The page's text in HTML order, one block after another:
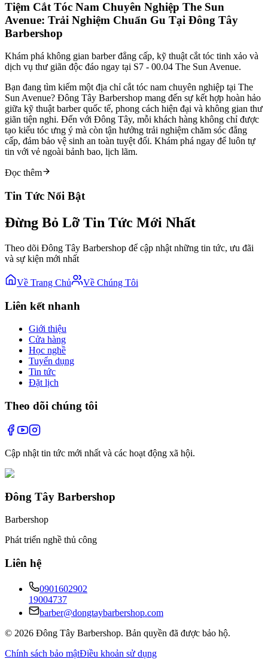
Tiệm Cắt Tóc Nam Chuyên Nghiệp The Sun
Avenue: Trải Nghiệm Chuẩn Gu Tại Đông Tây
Barbershop
Khám phá không gian barber đẳng cấp, kỹ thuật cắt tóc tinh xảo và
dịch vụ thư giãn độc đáo ngay tại S7 - 00.04 The Sun Avenue.
Bạn đang tìm kiếm một địa chỉ cắt tóc nam chuyên nghiệp tại The
Sun Avenue? Đông Tây Barbershop mang đến sự kết hợp hoàn hảo
giữa kỹ thuật barber quốc tế, phong cách hiện đại và không gian thư
giãn tiện nghi. Đến với Đông Tây, mỗi khách hàng không chỉ được
tạo kiểu tóc ưng ý mà còn tận hưởng trải nghiệm chăm sóc đẳng
cấp, đảm bảo vệ sinh an toàn tuyệt đối. Khám phá ngay để luôn tự
tin với vẻ ngoài bảnh bao, lịch lãm.
Đọc thêm
Tin Tức Nổi Bật
Đừng Bỏ Lỡ Tin Tức Mới Nhất
Theo dõi Đông Tây Barbershop để cập nhật những tin tức, ưu đãi
và sự kiện mới nhất
Về Trang Chủ Về Chúng Tôi
Liên kết nhanh
Giới thiệu
Cửa hàng
Học nghề
Tuyển dụng
Tin tức
Đặt lịch
Theo dõi chúng tôi
Cập nhật tin tức mới nhất và các hoạt động xã hội.
Đông Tây Barbershop
Barbershop
Phát triển nghề thủ công
Liên hệ
0901602902
19004737
barber@dongtaybarbershop.com
© 2026 Đông Tây Barbershop. Bản quyền đã được bảo hộ.
Chính sách bảo mậtĐiều khoản sử dụng